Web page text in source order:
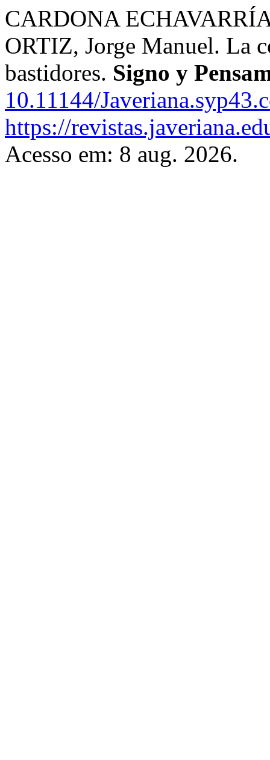
CARDONA
ORTIZ, Jorge Manuel. La
bastidores. Signo y
10.11144/
https://
Acesso em: 8 aug. 2026.